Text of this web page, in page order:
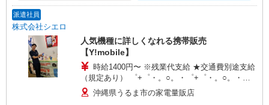
派遣社員
株式会社シエロ
人気機種に詳しくなれる携帯販売
【Y!mobile】
時給1400円〜 ※残業代支給 ★交通費別途支給
（規定あり） ゜+゜・。○。・゜+゜・。○。・゜
+゜ 入社祝い金10万円支給(規定有) お友達を紹介
頂くと, インセンティブ支給(規定有) ★月2回払
沖縄県うるま市の家電量販店